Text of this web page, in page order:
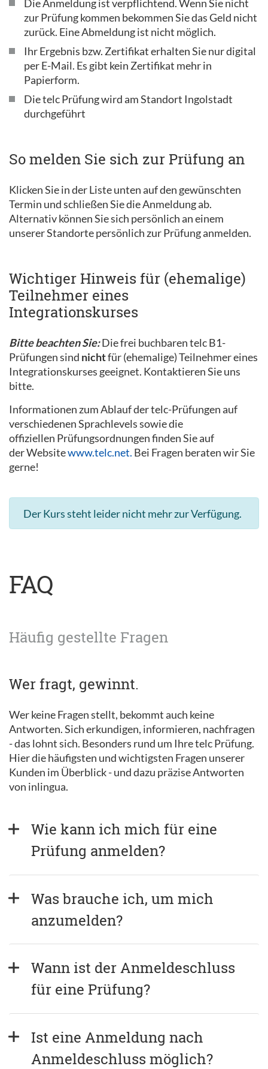
Die Anmeldung ist verpflichtend. Wenn Sie nicht
zur Prüfung kommen bekommen Sie das Geld nicht
zurück. Eine Abmeldung ist nicht möglich.
Ihr Ergebnis bzw. Zertifikat erhalten Sie nur digital
per E-Mail. Es gibt kein Zertifikat mehr in
Papierform.
Die telc Prüfung wird am Standort Ingolstadt
durchgeführt
So melden Sie sich zur Prüfung an
Klicken Sie in der Liste unten auf den gewünschten
Termin und schließen Sie die Anmeldung ab.
Alternativ können Sie sich persönlich an einem
unserer Standorte persönlich zur Prüfung anmelden.
Wichtiger Hinweis für (ehemalige)
Teilnehmer eines
Integrationskurses
Bitte beachten Sie:Die frei buchbaren telc B1-
Prüfungen sind nichtfür (ehemalige) Teilnehmer eines
Integrationskurses geeignet. Kontaktieren Sie uns
bitte.
Informationen zum Ablauf der telc-Prüfungen auf
verschiedenen Sprachlevels sowie die
offiziellen Prüfungsordnungen finden Sie auf
der Websitewww.telc.net. Bei Fragen beraten wir Sie
gerne!
Der Kurs steht leider nicht mehr zur Verfügung.
FAQ
Häufig gestellte Fragen
Wer fragt, gewinnt.
Wer keine Fragen stellt, bekommt auch keine
Antworten. Sich erkundigen, informieren, nachfragen
- das lohnt sich. Besonders rund um Ihre telc Prüfung.
Hier die häufigsten und wichtigsten Fragen unserer
Kunden im Überblick - und dazu präzise Antworten
von inlingua.
Wie kann ich mich für eine
Prüfung anmelden?
Was brauche ich, um mich
anzumelden?
Wann ist der Anmeldeschluss
für eine Prüfung?
Ist eine Anmeldung nach
Anmeldeschluss möglich?